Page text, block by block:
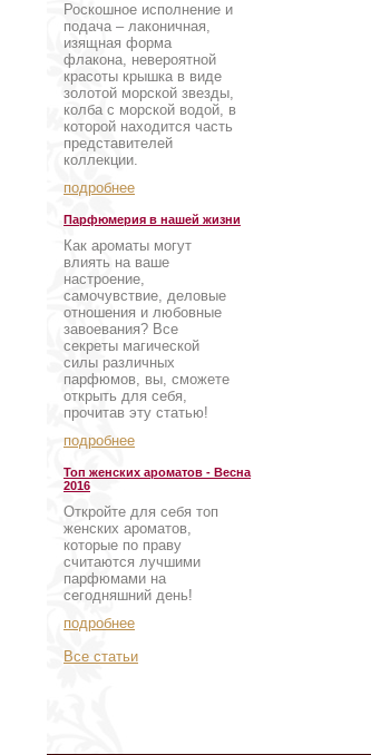
Роскошное исполнение и
подача – лаконичная,
изящная форма
флакона, невероятной
красоты крышка в виде
золотой морской звезды,
колба с морской водой, в
которой находится часть
представителей
коллекции.
подробнее
Парфюмерия в нашей жизни
Как ароматы могут
влиять на ваше
настроение,
самочувствие, деловые
отношения и любовные
завоевания? Все
секреты магической
силы различных
парфюмов, вы, сможете
открыть для себя,
прочитав эту статью!
подробнее
Топ женских ароматов - Весна
2016
Откройте для себя топ
женских ароматов,
которые по праву
считаются лучшими
парфюмами на
сегодняшний день!
подробнее
Все статьи